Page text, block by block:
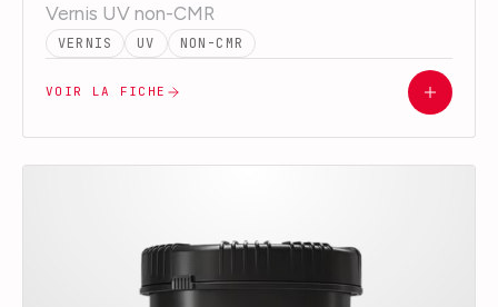
Vernis UV non-CMR
VERNIS UV NON-CMR
VOIR LA FICHE